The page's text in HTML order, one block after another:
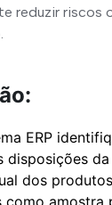
reduzir riscos
ERP
disposições
dos
amostra